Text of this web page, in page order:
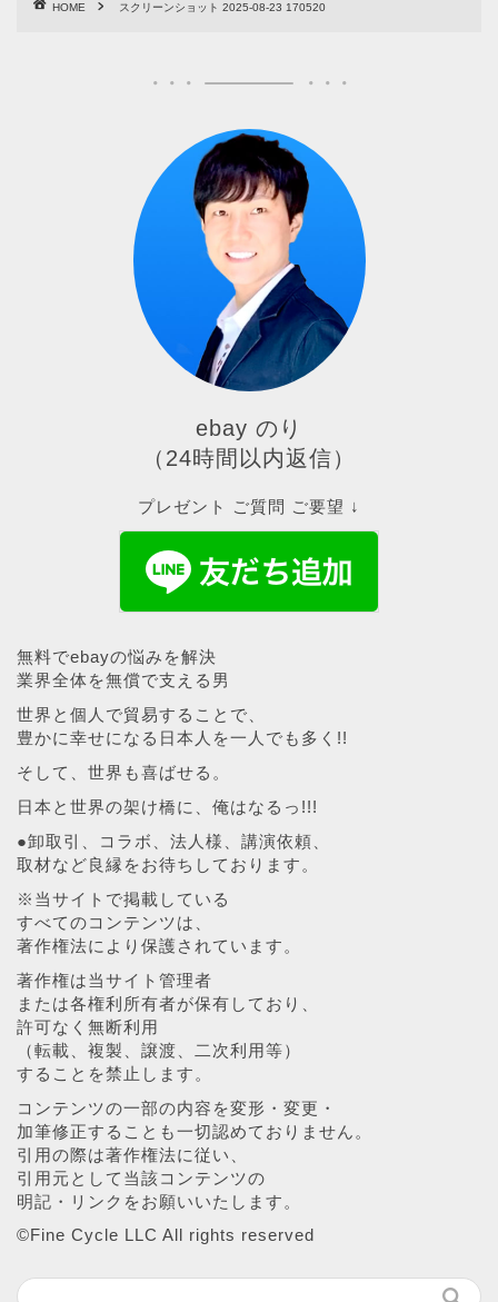
HOME スクリーンショット 2025-08-23 170520
ebay のり
（24時間以内返信）
プレゼント ご質問 ご要望 ↓
無料でebayの悩みを解決
業界全体を無償で支える男
世界と個人で貿易することで、
豊かに幸せになる日本人を一人でも多く!!
そして、世界も喜ばせる。
日本と世界の架け橋に、俺はなるっ!!!
●卸取引、コラボ、法人様、講演依頼、
取材など良縁をお待ちしております。
※当サイトで掲載している
すべてのコンテンツは、
著作権法により保護されています。
著作権は当サイト管理者
または各権利所有者が保有しており、
許可なく無断利用
（転載、複製、譲渡、二次利用等）
することを禁止します。
コンテンツの一部の内容を変形・変更・
加筆修正することも一切認めておりません。
引用の際は著作権法に従い、
引用元として当該コンテンツの
明記・リンクをお願いいたします。
©︎Fine Cycle LLC All rights reserved